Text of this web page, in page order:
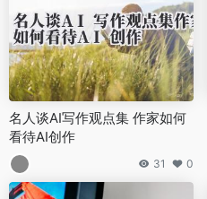
名人谈AI写作观点集 作家如何
看待AI创作
31 0